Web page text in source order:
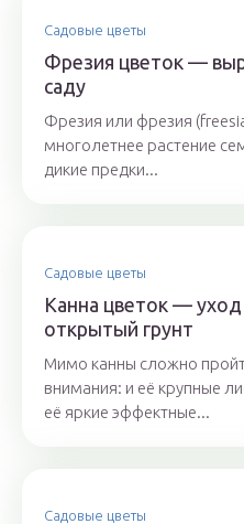
Садовые цветы
Фрезия цветок —
саду
Фрезия или фрезия
многолетнее растение
дикие предки...
Садовые цветы
Канна цветок — уход
открытый грунт
Мимо канны сложно
внимания: и её крупные
её яркие эффектные...
Садовые цветы